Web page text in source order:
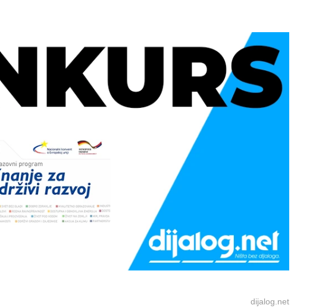
dijalog.net